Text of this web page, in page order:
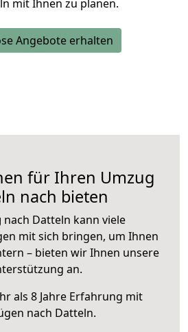
mit Ihnen zu planen.
Angebote erhalten
für Ihren Umzug
nach bieten
nach Datteln kann viele
mit sich bringen, um Ihnen
– bieten wir Ihnen unsere
an.
als 8 Jahre Erfahrung mit
nach Datteln.